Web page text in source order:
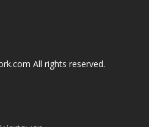
All rights reserved.